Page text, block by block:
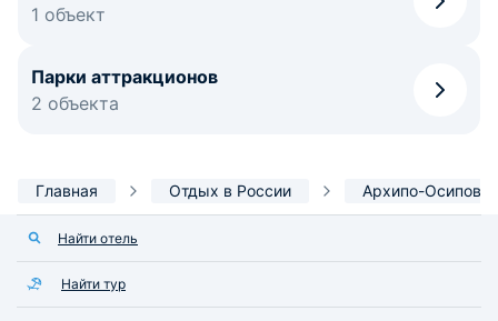
1 объект
Парки аттракционов
2 объекта
Главная Отдых в России Архипо-Осиповка
Найти отель
Найти тур